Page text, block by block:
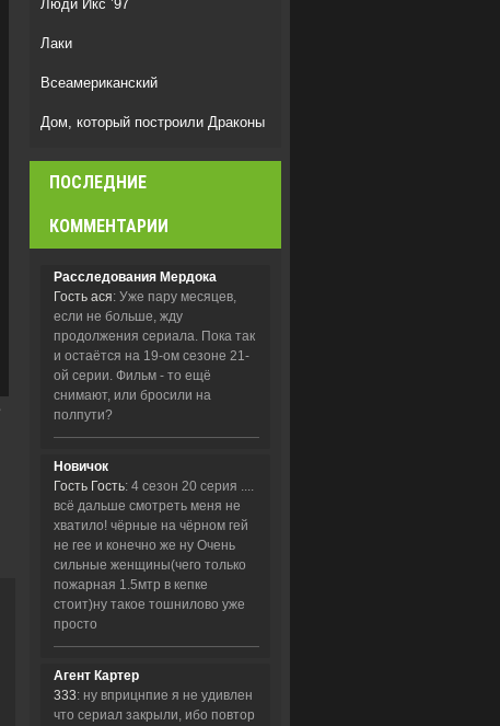
Люди Икс ’97
Лаки
Всеамериканский
Дом, который построили Драконы
Дом Дракона
ПОСЛЕДНИЕ
КОММЕНТАРИИ
Расследования Мердока
Гость ася: Уже пару месяцев,
если не больше, жду
продолжения сериала. Пока так
и остаётся на 19-ом сезоне 21-
ой серии. Фильм - то ещё
снимают, или бросили на
полпути?
Новичок
Гость Гость: 4 сезон 20 серия ....
всё дальше смотреть меня не
хватило! чёрные на чёрном гей
не гее и конечно же ну Очень
сильные женщины(чего только
пожарная 1.5мтр в кепке
стоит)ну такое тошнилово уже
просто
Агент Картер
333: ну вприцнпие я не удивлен
что сериал закрыли, ибо повтор